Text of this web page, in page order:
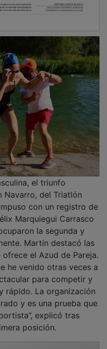
Marquiegui Carrasco
la segunda y
el Azud de Pareja.
he venido otras veces a
para competir y
rápido. La organización
y es una prueba que
explicó tras
posición.